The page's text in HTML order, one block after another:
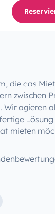
die das
zwischen
Wir agieren
Lösung
mieten